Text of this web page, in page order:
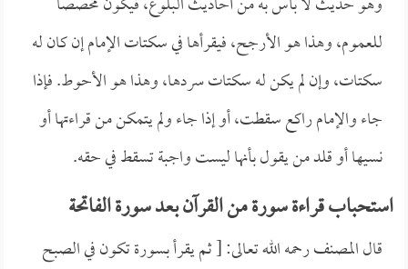
للعموم، وهذا هو الأرجح، فيقرأها في سكتات الإمام إن كان له
سكتات، وإن لم يكن له سكتات سردها، وهذا هو الأحوط. فإذا
جاء والإمام راكع سقطت، أو إذا جاء ولم يتمكن من قراءتها أو
نسيها أو قلد من يقول بأنها ليست واجبة تسقط في حقه.
استحباب قراءة سورة من القرآن بعد سورة الفاتحة
قال المصنف رحمه الله تعالى: [ ثم يقرأ بسورة تكون في الصبح